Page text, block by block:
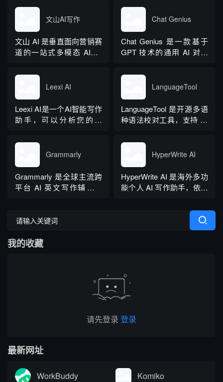
论您是需要撰写博客文
章、产品描述、登录页面
还是研究论文。
主，核心能力是实时扫描
网页文字，甄别 GPT 系列
大模型产出内容，依托斯
坦福零样本概率曲率检测
技术，无需针对新模型重
文山AI写作
文山 AI 是垂直面向营销赛
道的一站式多模态 AIGC
成，依托深度学习算法学
习用户创作风格，适配新
闻稿、产品文案、广告宣
传等各类营销文体。内置
十大类海量行业模板，覆
Chat Genius
Chat Genius 是一款基于
GPT 技术的通用 AI 对话
言处理能力实现图文双向
交互，支持自定义专属个
性化 AI 助理，覆盖问答查
询、内容创作、生活事务
辅助等场景。产品采用金
Leexi AI
Leexi AI是一个AI智能写作
助手，可以分析您的文
本的反馈和建议，帮助您
纠正语法、拼写和标点符
号错误等。
LanguageTool
LanguageTool 是开源多语
种语法校对工具，支持 30
盖英、西、德、法等主流
语种，区分六大英语地域
版本。工具除基础拼写语
法纠错外，还可校验标
点、大小写、语句冗余问
Grammarly
Grammarly 是全球主流跨
平台 AI 英文写作辅助工
搭载 GrammarlyGO 智能
AI 生成、抄袭检测、引文
HyperWrite AI
HyperWrite AI 是海外多功
能个人 AI 写作助手，依托
字处理工具，内置上百种
写作功能，支持原生网页
编辑器与 Chrome 浏览器
务沟通等...
我的收藏
请先登录 登录
最新网址
WorkBuddy Komiko